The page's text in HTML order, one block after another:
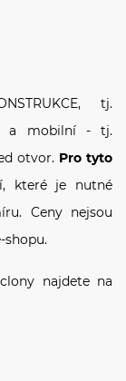
tj.
a mobilní - tj.
otvor. Pro tyto
í, které je nutné
Ceny nejsou
shopu.
najdete na